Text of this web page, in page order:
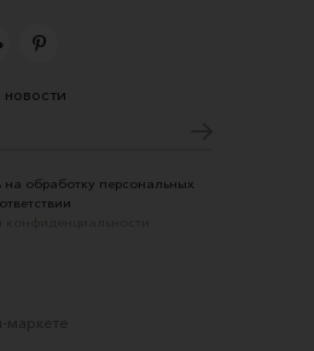
обработку персональных
маркете